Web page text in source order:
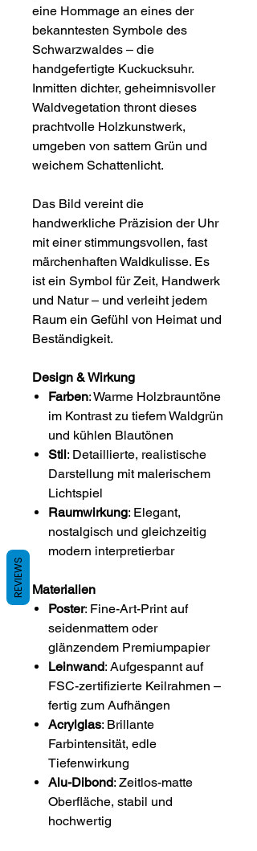
eine Hommage an eines der
bekanntesten Symbole des
Schwarzwaldes – die
handgefertigte Kuckucksuhr.
Inmitten dichter, geheimnisvoller
Waldvegetation thront dieses
prachtvolle Holzkunstwerk,
umgeben von sattem Grün und
weichem Schattenlicht.
Das Bild vereint die
handwerkliche Präzision der Uhr
mit einer stimmungsvollen, fast
märchenhaften Waldkulisse. Es
ist ein Symbol für Zeit, Handwerk
und Natur – und verleiht jedem
Raum ein Gefühl von Heimat und
Beständigkeit.
Design & Wirkung
Farben: Warme Holzbrauntöne
im Kontrast zu tiefem Waldgrün
und kühlen Blautönen
Stil: Detaillierte, realistische
Darstellung mit malerischem
Lichtspiel
Raumwirkung: Elegant,
nostalgisch und gleichzeitig
modern interpretierbar
Materialien
Poster: Fine-Art-Print auf
seidenmattem oder
glänzendem Premiumpapier
Leinwand: Aufgespannt auf
FSC-zertifizierte Keilrahmen –
fertig zum Aufhängen
Acrylglas: Brillante
Farbintensität, edle
Tiefenwirkung
Alu-Dibond: Zeitlos-matte
Oberfläche, stabil und
hochwertig
REVIEWS